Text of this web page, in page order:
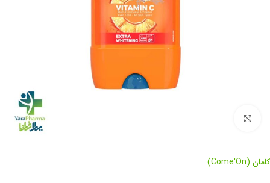
کامان (Come'On)